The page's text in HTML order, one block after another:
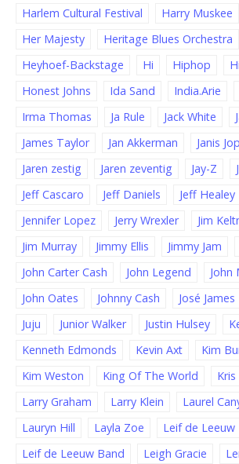
Harlem Cultural Festival Harry Muskee
Her Majesty
Heritage Blues Orchestra
Heyhoef-Backstage
Hi Hiphop
Honest Johns
Ida Sand India.Arie
Irma Thomas
Ja Rule Jack White
James Taylor
Jan Akkerman Janis
Jaren zestig
Jaren zeventig Jay-Z
Jeff Cascaro
Jeff Daniels Jeff Healey
Jennifer Lopez
Jerry Wrexler
Jim
Jim Murray
Jimmy Ellis Jimmy Jam
John Carter Cash
John Legend
John
John Oates
Johnny Cash José James
Juju
Junior Walker Justin Hulsey
Kenneth Edmonds
Kevin Axt
Kim
Kim Weston
King Of The World
Larry Graham
Larry Klein
Laurel
Lauryn Hill
Layla Zoe
Leif de Leeuw
Leif de Leeuw Band
Leigh Gracie